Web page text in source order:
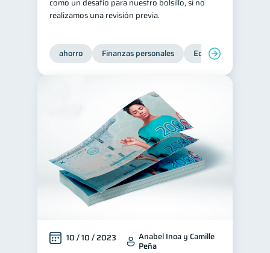
como un desafío para nuestro bolsillo, si no
realizamos una revisión previa.
ahorro Finanzas personales Educación financiera
10 / 10 / 2023 Anabel Inoa y Camille
Peña